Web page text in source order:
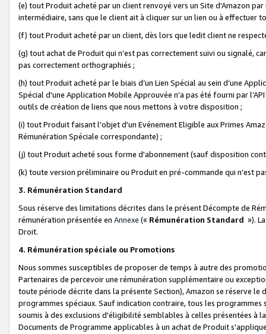
(e) tout Produit acheté par un client renvoyé vers un Site d'Amazon
intermédiaire, sans que le client ait à cliquer sur un lien ou à
(f) tout Produit acheté par un client, dès lors que ledit client ne
(g) tout achat de Produit qui n’est pas correctement suivi ou signalé,
pas correctement orthographiés ;
(h) tout Produit acheté par le biais d’un Lien Spécial au sein d’une
Spécial d'une Application Mobile Approuvée n’a pas été fourni par
outils de création de liens que nous mettons à votre disposition ;
(i) tout Produit faisant l'objet d'un Evénement Eligible aux Primes
Rémunération Spéciale correspondante) ;
(j) tout Produit acheté sous forme d'abonnement (sauf disposition
(k) toute version préliminaire ou Produit en pré-commande qui n’est
3. Rémunération Standard
Sous réserve des limitations décrites dans le présent Décompte de
rémunération présentée en Annexe (« Rémunération Standard »).
Droit.
4. Rémunération spéciale ou Promotions
Nous sommes susceptibles de proposer de temps à autre des
Partenaires de percevoir une rémunération supplémentaire ou
toute période décrite dans la présente Section), Amazon se réserve
programmes spéciaux. Sauf indication contraire, tous les
soumis à des exclusions d'éligibilité semblables à celles présentées à
Documents de Programme applicables à un achat de Produit